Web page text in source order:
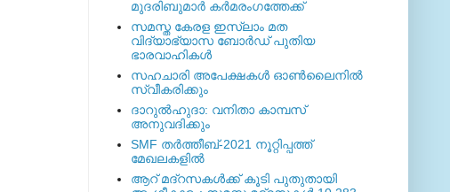
മുദരിബുമാര്‍ കര്‍മരംഗത്തേക്ക്
സമസ്ത കേരള ഇസ്ലാം മത
വിദ്യാഭ്യാസ ബോര്‍ഡ് പുതിയ
ഭാരവാഹികള്‍
സഹചാരി അപേക്ഷകൾ ഓൺലൈനിൽ
സ്വീകരിക്കും
ദാറുല്‍ഹുദാ: വനിതാ കാമ്പസ്
അനുവദിക്കും
SMF തര്‍ത്തീബ്-2021 നൂറ്റിപ്പത്ത്
മേഖലകളില്‍
ആറ് മദ്റസകള്‍ക്ക് കൂടി പുതുതായി